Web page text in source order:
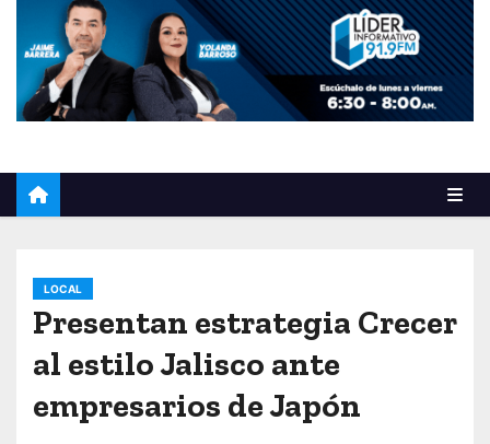
LOCAL
Presentan estrategia Crecer
al estilo Jalisco ante
empresarios de Japón